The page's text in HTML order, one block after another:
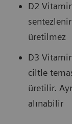
D2
üretilmez
D3
ciltle
üretilir.
alınabilir